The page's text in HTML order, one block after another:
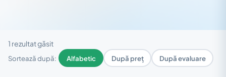
1 rezultat găsit
Sortează după: Alfabetic După preț După evaluare